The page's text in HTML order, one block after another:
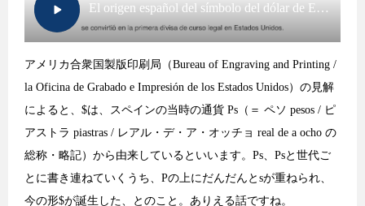
アメリカ合衆国製版印刷局（Bureau of Engraving and Printing /
la Oficina de Grabado e Impresión de los Estados Unidos）の見解
によると、$は、スペインの当時の通貨 Ps（＝ ペソ pesos / ピ
アストラ piastras / レアル・デ・ア・オッチョ real de a ocho の
総称・略記）から由来しているといいます。Ps、Psと世代ご
とに書き連ねていくうち、Pの上にだんだんとsが重ねられ、
今の形$が誕生した、とのこと。ありえる話ですね。